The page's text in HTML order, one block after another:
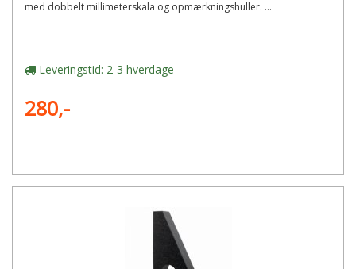
med dobbelt millimeterskala og opmærkningshuller. ...
Leveringstid: 2-3 hverdage
280,-